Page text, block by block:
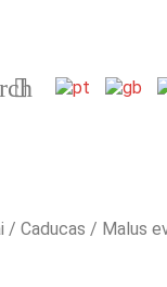

Caducas
Malus